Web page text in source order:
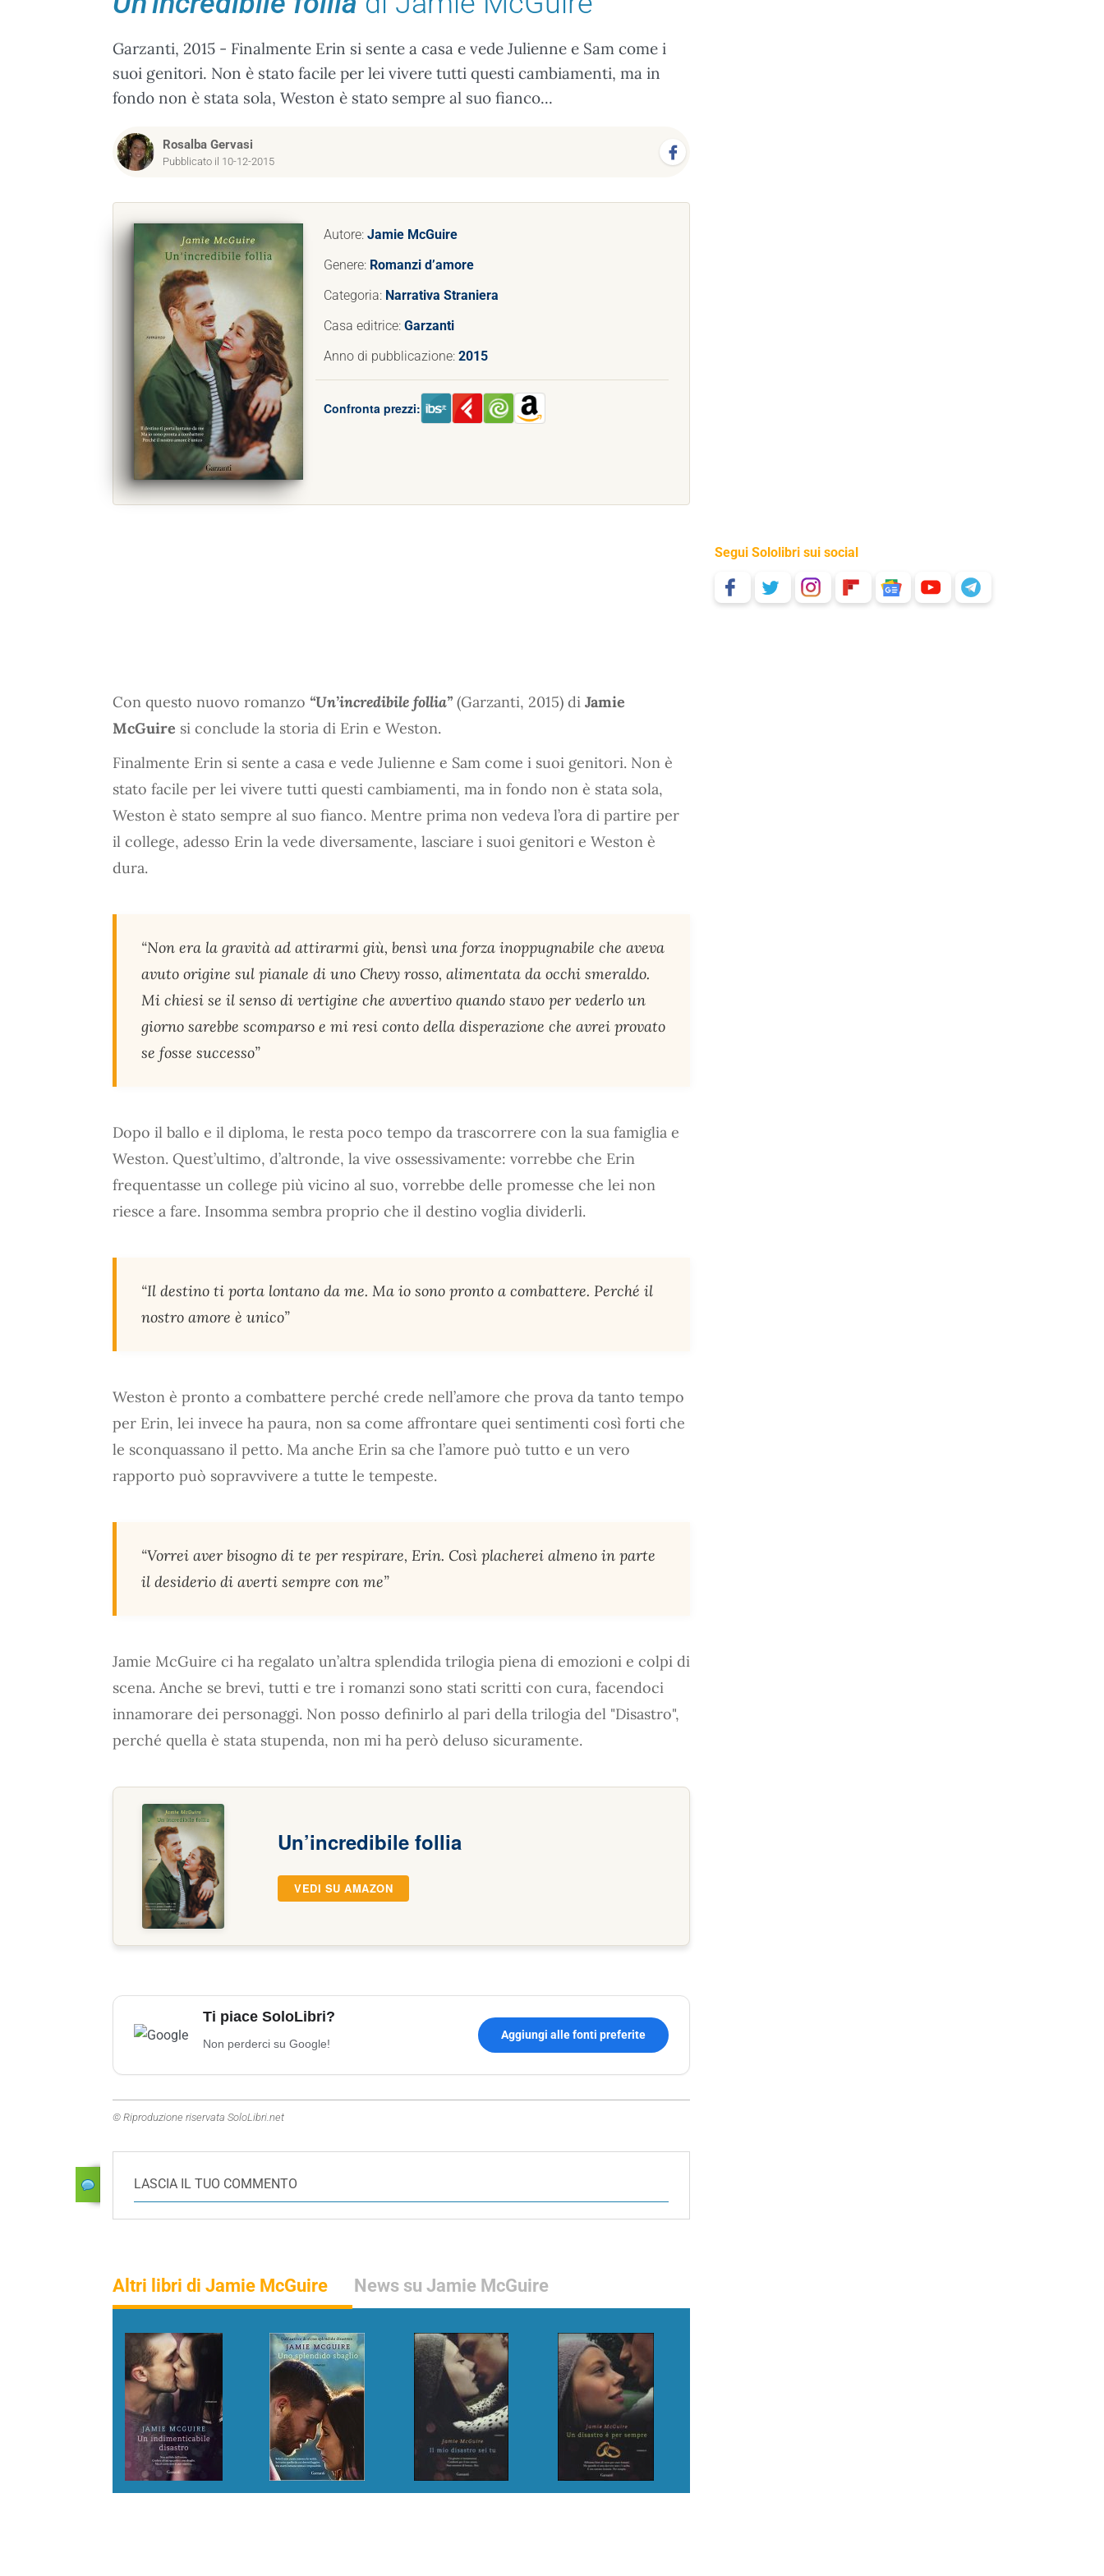
Garzanti, 2015 - Finalmente Erin si sente a casa e vede Julienne e Sam come i
suoi genitori. Non è stato facile per lei vivere tutti questi cambiamenti, ma in
fondo non è stata sola, Weston è stato sempre al suo fianco...
Rosalba Gervasi
Pubblicato il 10-12-2015
Autore: Jamie McGuire
Genere: Romanzi d’amore
Categoria: Narrativa Straniera
Casa editrice: Garzanti
Anno di pubblicazione: 2015
Confronta prezzi:
Con questo nuovo romanzo “Un’incredibile follia” (Garzanti, 2015) di Jamie
McGuire si conclude la storia di Erin e Weston.
Finalmente Erin si sente a casa e vede Julienne e Sam come i suoi genitori. Non è
stato facile per lei vivere tutti questi cambiamenti, ma in fondo non è stata sola,
Weston è stato sempre al suo fianco. Mentre prima non vedeva l’ora di partire per
il college, adesso Erin la vede diversamente, lasciare i suoi genitori e Weston è
dura.
“Non era la gravità ad attirarmi giù, bensì una forza inoppugnabile che aveva
avuto origine sul pianale di uno Chevy rosso, alimentata da occhi smeraldo.
Mi chiesi se il senso di vertigine che avvertivo quando stavo per vederlo un
giorno sarebbe scomparso e mi resi conto della disperazione che avrei provato
se fosse successo”
Dopo il ballo e il diploma, le resta poco tempo da trascorrere con la sua famiglia e
Weston. Quest’ultimo, d’altronde, la vive ossessivamente: vorrebbe che Erin
frequentasse un college più vicino al suo, vorrebbe delle promesse che lei non
riesce a fare. Insomma sembra proprio che il destino voglia dividerli.
“Il destino ti porta lontano da me. Ma io sono pronto a combattere. Perché il
nostro amore è unico”
Weston è pronto a combattere perché crede nell’amore che prova da tanto tempo
per Erin, lei invece ha paura, non sa come affrontare quei sentimenti così forti che
le sconquassano il petto. Ma anche Erin sa che l’amore può tutto e un vero
rapporto può sopravvivere a tutte le tempeste.
“Vorrei aver bisogno di te per respirare, Erin. Così placherei almeno in parte
il desiderio di averti sempre con me”
Jamie McGuire ci ha regalato un’altra splendida trilogia piena di emozioni e colpi di
scena. Anche se brevi, tutti e tre i romanzi sono stati scritti con cura, facendoci
innamorare dei personaggi. Non posso definirlo al pari della trilogia del "Disastro",
perché quella è stata stupenda, non mi ha però deluso sicuramente.
Un’incredibile follia
VEDI SU AMAZON
Ti piace SoloLibri?
Non perderci su Google!
Aggiungi alle fonti preferite
© Riproduzione riservata SoloLibri.net
LASCIA IL TUO COMMENTO
Altri libri di Jamie McGuire News su Jamie McGuire
Segui Sololibri sui social